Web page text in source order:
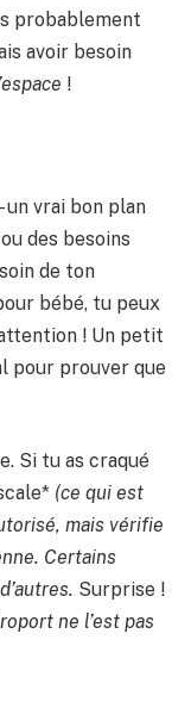
probablement
avoir besoin
!
un vrai bon plan
des besoins
de ton
bébé, tu peux
! Un petit
pour prouver que
Si tu as craqué
(ce qui est
mais vérifie
Certains
Surprise !
ne l’est pas